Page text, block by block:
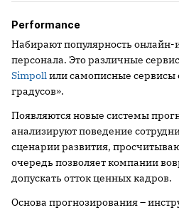
Performance
Набирают популярность
персонала. Это различные
Simpollили самописные сервисы
градусов».
Появляются новые системы
анализируют поведение
сценарии развития,
очередь позволяет компании
допускать отток ценных кадров.
Основа прогнозирования –